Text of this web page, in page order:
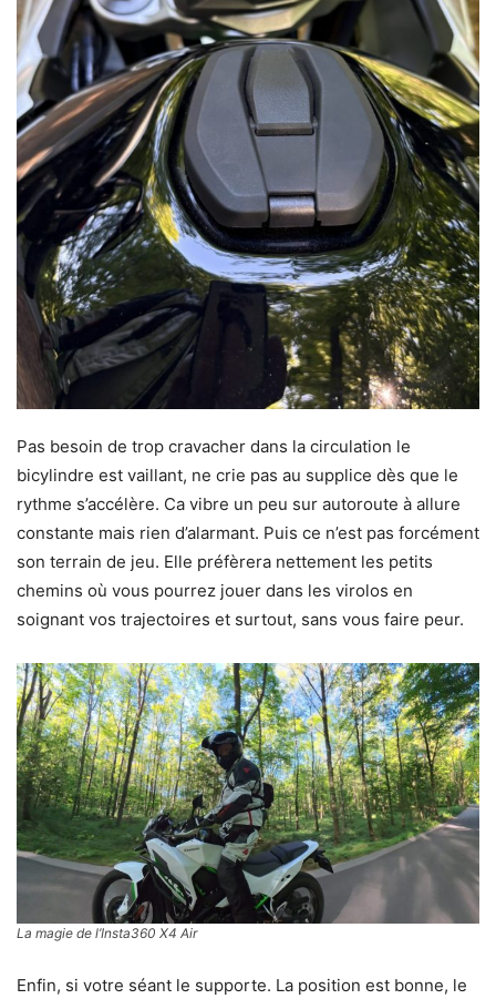
Pas besoin de trop cravacher dans la circulation le
bicylindre est vaillant, ne crie pas au supplice dès que le
rythme s’accélère. Ca vibre un peu sur autoroute à allure
constante mais rien d’alarmant. Puis ce n’est pas forcément
son terrain de jeu. Elle préfèrera nettement les petits
chemins où vous pourrez jouer dans les virolos en
soignant vos trajectoires et surtout, sans vous faire peur.
La magie de l’Insta360 X4 Air
Enfin, si votre séant le supporte. La position est bonne, le